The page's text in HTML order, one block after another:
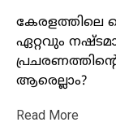
കേരളത്തിലെ
ഏറ്റവും
ആരെല്ലാം?
Read More